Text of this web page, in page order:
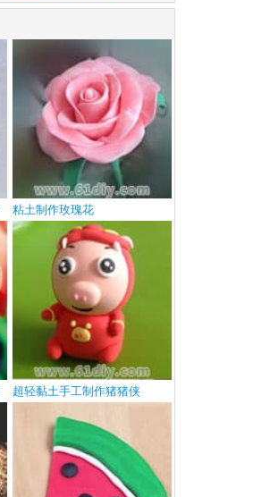
粘土制作玫瑰花
超轻黏土手工制作猪猪侠